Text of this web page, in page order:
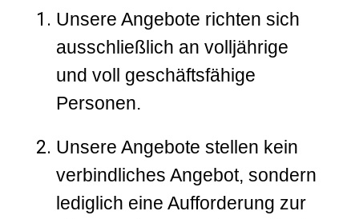
Unsere Angebote richten sich
ausschließlich an volljährige
und voll geschäftsfähige
Personen.
Unsere Angebote stellen kein
verbindliches Angebot, sondern
lediglich eine Aufforderung zur